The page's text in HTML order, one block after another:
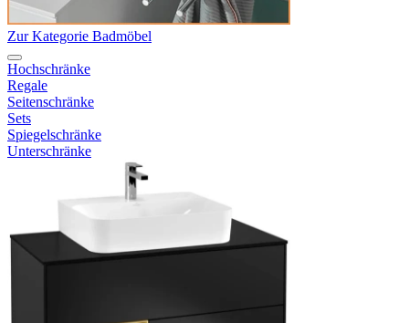
Zur Kategorie Badmöbel
Hochschränke
Regale
Seitenschränke
Sets
Spiegelschränke
Unterschränke